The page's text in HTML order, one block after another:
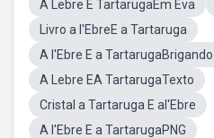
A Lebre E TartarugaEm Eva
Livro a l'EbreE a Tartaruga
A l'Ebre E a
A Lebre EA TartarugaTexto
Cristal a Tartaruga E al'Ebre
A l'Ebre E a TartarugaPNG